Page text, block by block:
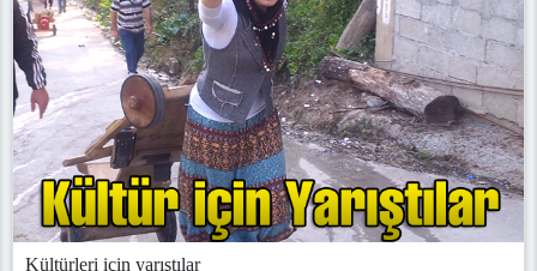
Kültürleri için yarıştılar